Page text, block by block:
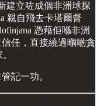
建立咗成個非洲球探
親自飛去卡塔爾督
憑藉佢喺非洲
任，直接繞過嗰啲貪
記一功。